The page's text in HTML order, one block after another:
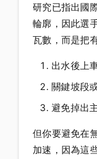
研究已指出國
輪廓，因此選
瓦數，而是把
出水後上
關鍵坡段
避免掉出
但你要避免在
加速，因為這